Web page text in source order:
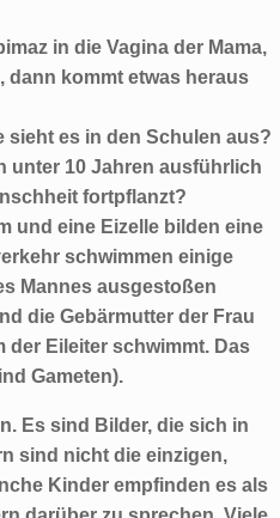
in die Vagina der Mama,
dann kommt etwas heraus
sieht es in den Schulen aus?
unter 10 Jahren ausführlich
fortpflanzt?
und eine Eizelle bilden eine
schwimmen einige
Mannes ausgestoßen
die Gebärmutter der Frau
der Eileiter schwimmt. Das
Gameten).
Es sind Bilder, die sich in
sind nicht die einzigen,
Kinder empfinden es als